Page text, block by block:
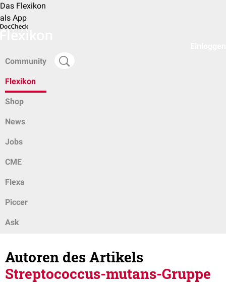
Das Flexikon
als App
Community
Flexikon
Shop
News
Jobs
CME
Flexa
Piccer
Ask
Autoren des Artikels
Streptococcus-mutans-Gruppe